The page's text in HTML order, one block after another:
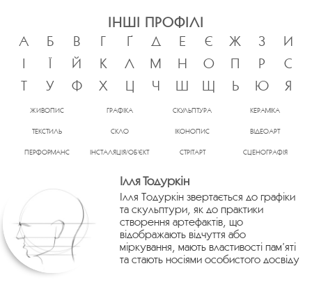
ІНШІ ПРОФІЛІ
А
Б В Г Ґ Д Е Є Ж З
И
І
Ї Й К Л М Н О П Р
С
Т
У Ф Х Ц Ч Ш Щ Ь Ю Я
ЖИВОПИС ГРАФІКА СКУЛЬПТУРА КЕРАМІКА
ТЕКСТИЛЬ СКЛО ІКОНОПИС ВІДЕОАРТ
ПЕРФОРМАНС ІНСТАЛЯЦІЯ/ОБ’ЄКТ СТРІТАРТ СЦЕНОГРАФІЯ
Ілля Тодуркін
Ілля Тодуркін звертається до графіки
та скульптури, як до практики
створення артефактів, що
відображають відчуття або
міркування, мають властивості пам’яті
та стають носіями особистого досвіду